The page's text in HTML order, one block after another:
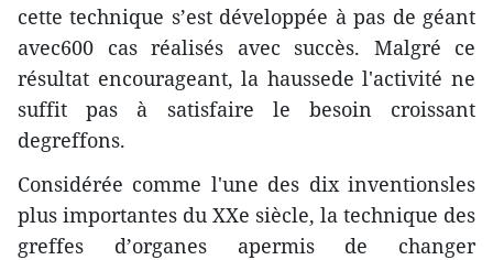
cette technique s’est développée à pas de géant
avec600 cas réalisés avec succès. Malgré ce
résultat encourageant, la haussede l'activité ne
suffit pas à satisfaire le besoin croissant
degreffons.
Considérée comme l'une des dix inventionsles
plus importantes du XXe siècle, la technique des
greffes d’organes apermis de changer